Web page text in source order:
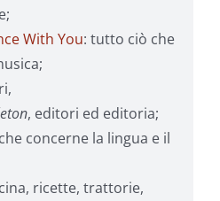
With You: tutto ciò che
, editori ed editoria;
concerne la lingua e il
ricette, trattorie,